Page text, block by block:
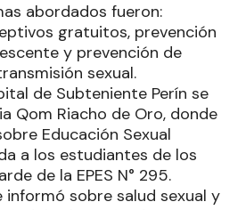
abordados fueron:
gratuitos, prevención
y prevención de
sexual.
de Subteniente Perín se
Qom Riacho de Oro, donde
Educación Sexual
a los estudiantes de los
de la EPES N° 295.
informó sobre salud sexual y